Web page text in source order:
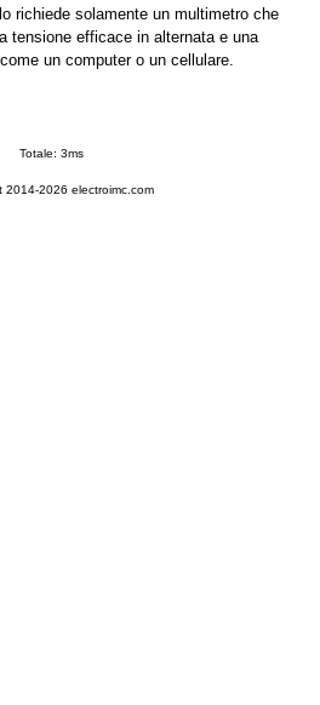
richiede solamente un multimetro che
tensione efficace in alternata e una
un computer o un cellulare.
Totale: 3ms
2014-2026 electroimc.com